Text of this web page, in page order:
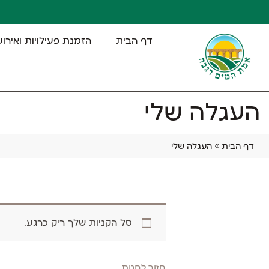
דף הבית הזמנת פעילויות
העגלה שלי
דף הבית » העגלה שלי
סל הקניות שלך ריק כרגע.